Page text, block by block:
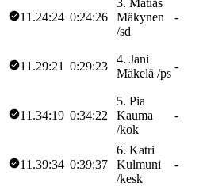
11.24:24 0:24:26
3. Matias
Mäkynen
/sd
-
11.29:21 0:29:23
4. Jani
Mäkelä /ps
-
11.34:19 0:34:22
5. Pia
Kauma
/kok
-
11.39:34 0:39:37
6. Katri
Kulmuni
/kesk
-